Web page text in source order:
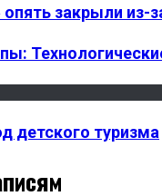
закрыли из-
детского туризма